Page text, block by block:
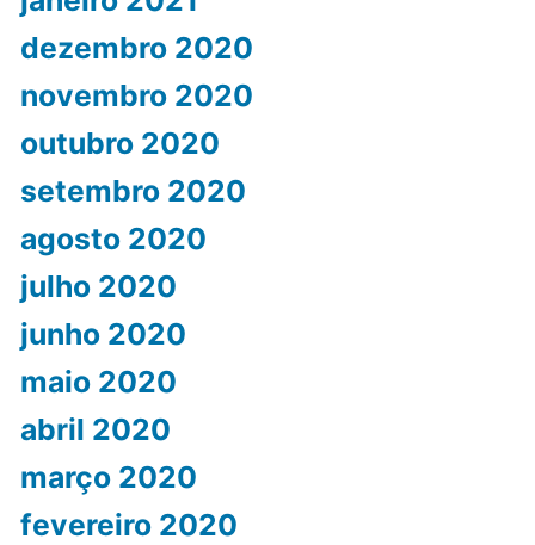
dezembro 2020
novembro 2020
outubro 2020
setembro 2020
agosto 2020
julho 2020
junho 2020
maio 2020
abril 2020
março 2020
fevereiro 2020